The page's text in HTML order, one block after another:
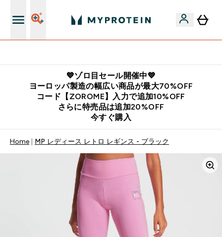
💙ゾロ目セール開催中💙
ヨーロッパ製造の幅広い商品が最大70%OFF
コード【ZOROME】入力で追加10%OFF
さらに特売品は追加20%OFF
今すぐ購入
Home MP レディース レトロ レギンス - ブラック